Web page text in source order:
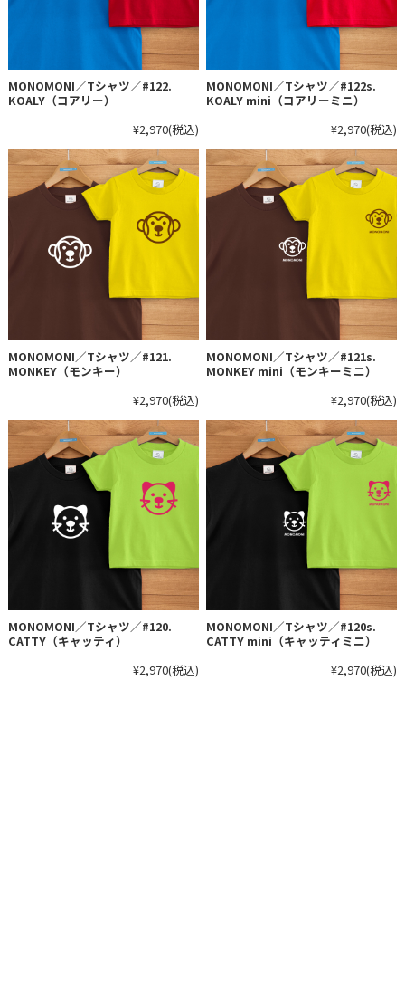
MONOMONI／Tシャツ／#122.
KOALY（コアリー）
¥2,970(税込)
MONOMONI／Tシャツ／#122s.
KOALY mini（コアリーミニ）
¥2,970(税込)
MONOMONI／Tシャツ／#121.
MONKEY（モンキー）
¥2,970(税込)
MONOMONI／Tシャツ／#121s.
MONKEY mini（モンキーミニ）
¥2,970(税込)
MONOMONI／Tシャツ／#120.
CATTY（キャッティ）
¥2,970(税込)
MONOMONI／Tシャツ／#120s.
CATTY mini（キャッティミニ）
¥2,970(税込)